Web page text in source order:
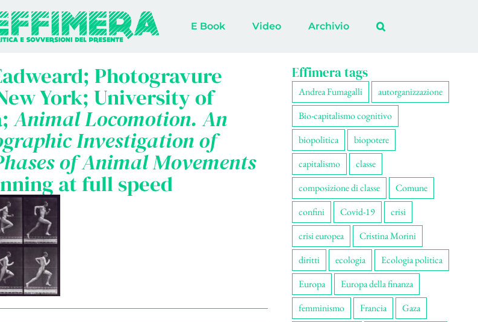
E Book Video Archivio
Photogravure
York; University of
Animal Locomotion. An
Investigation of
of Animal Movements
at full speed
Effimera tags
Andrea Fumagalli
autorganizzazione
Bio-capitalismo cognitivo
biopolitica
biopotere
capitalismo
classe
composizione di classe
Comune
confini
Covid-19
crisi
crisi europea
Cristina Morini
diritti
ecologia
Ecologia politica
Europa
Europa della finanza
femminismo
Francia
Gaza